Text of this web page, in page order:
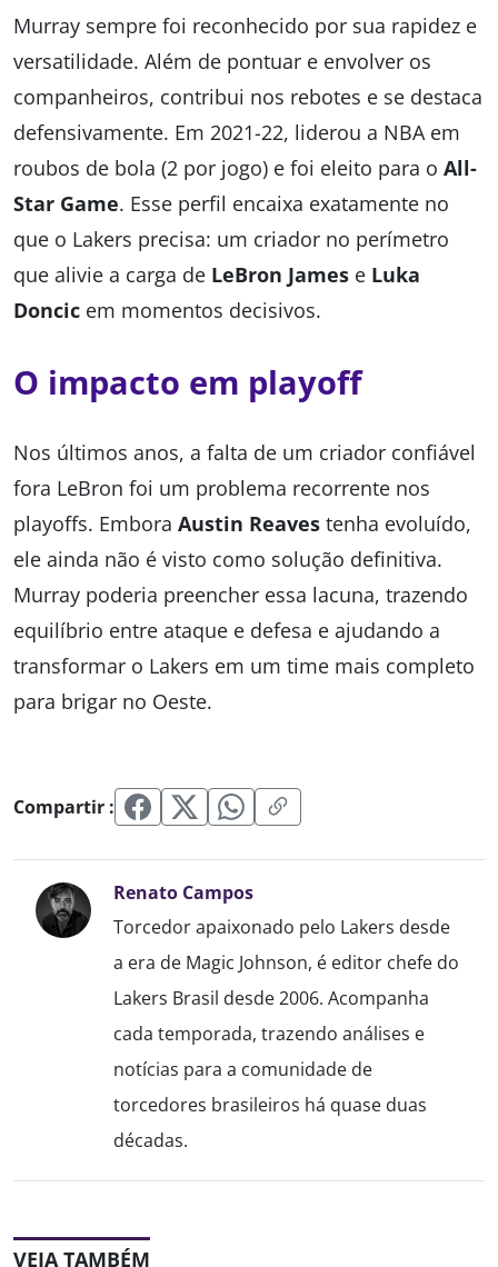
Murray sempre foi reconhecido por sua rapidez e
versatilidade. Além de pontuar e envolver os
companheiros, contribui nos rebotes e se destaca
defensivamente. Em 2021-22, liderou a NBA em
roubos de bola (2 por jogo) e foi eleito para o All-
Star Game. Esse perfil encaixa exatamente no
que o Lakers precisa: um criador no perímetro
que alivie a carga de LeBron James e Luka
Doncic em momentos decisivos.
O impacto em playoff
Nos últimos anos, a falta de um criador confiável
fora LeBron foi um problema recorrente nos
playoffs. Embora Austin Reaves tenha evoluído,
ele ainda não é visto como solução definitiva.
Murray poderia preencher essa lacuna, trazendo
equilíbrio entre ataque e defesa e ajudando a
transformar o Lakers em um time mais completo
para brigar no Oeste.
Compartir :
Renato Campos
Torcedor apaixonado pelo Lakers desde
a era de Magic Johnson, é editor chefe do
Lakers Brasil desde 2006. Acompanha
cada temporada, trazendo análises e
notícias para a comunidade de
torcedores brasileiros há quase duas
décadas.
VEJA TAMBÉM